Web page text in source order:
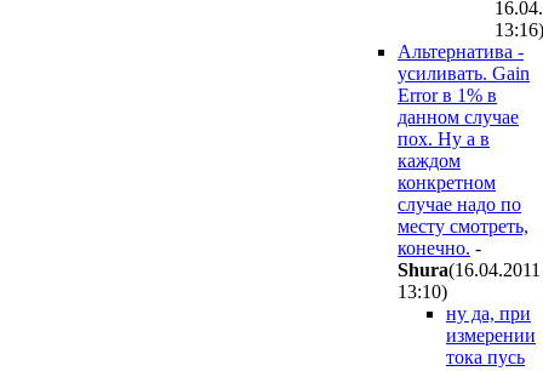
13:16)
Альтернатива -
усиливать. Gain
Error в 1% в
данном случае
пох. Ну а в
каждом
конкретном
случае надо по
месту смотреть,
конечно. -
Shura(16.04.2011
13:10)
ну да, при
измерении
тока пусь